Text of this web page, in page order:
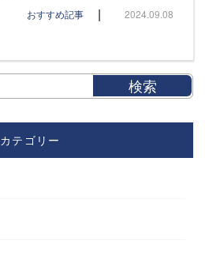
おすすめ記事 | 2024.09.08
カテゴリー